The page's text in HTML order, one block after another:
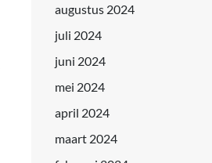
augustus 2024
juli 2024
juni 2024
mei 2024
april 2024
maart 2024